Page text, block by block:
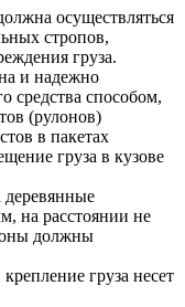
осуществляться
стропов,
груза.
и надежно
средства способом,
(рулонов)
в пакетах
груза в кузове
на расстоянии не
должны
груза несет